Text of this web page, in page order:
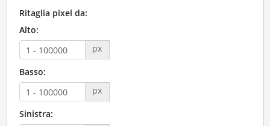
Ritaglia pixel da:
Alto:
px
Basso:
px
Sinistra: